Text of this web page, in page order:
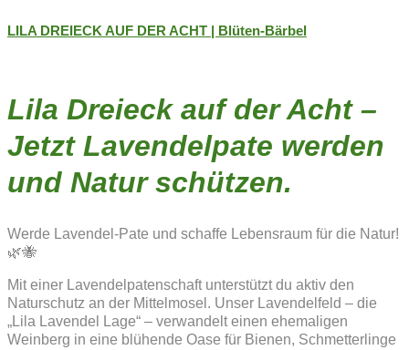
LILA DREIECK AUF DER ACHT | Blüten-Bärbel
Lila Dreieck auf der Acht –
Jetzt Lavendelpate werden
und Natur schützen.
Werde Lavendel-Pate und schaffe Lebensraum für die Natur!
🌿🐝
Mit einer Lavendelpatenschaft unterstützt du aktiv den
Naturschutz an der Mittelmosel. Unser Lavendelfeld – die
„Lila Lavendel Lage“ – verwandelt einen ehemaligen
Weinberg in eine blühende Oase für Bienen, Schmetterlinge